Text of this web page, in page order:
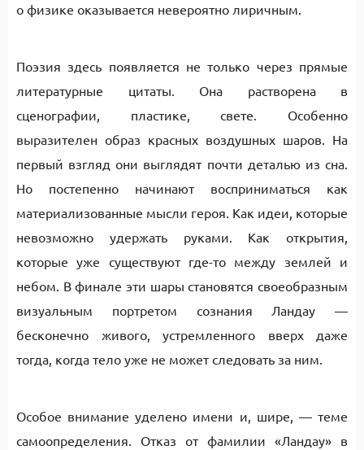
о физике оказывается невероятно лиричным.
Поэзия здесь появляется не только через прямые
литературные цитаты. Она растворена в
сценографии, пластике, свете. Особенно
выразителен образ красных воздушных шаров. На
первый взгляд они выглядят почти деталью из сна.
Но постепенно начинают восприниматься как
материализованные мысли героя. Как идеи, которые
невозможно удержать руками. Как открытия,
которые уже существуют где-то между землей и
небом. В финале эти шары становятся своеобразным
визуальным портретом сознания Ландау —
бесконечно живого, устремленного вверх даже
тогда, когда тело уже не может следовать за ним.
Особое внимание уделено имени и, шире, — теме
самоопределения. Отказ от фамилии «Ландау» в